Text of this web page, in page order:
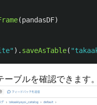
(pandasDF)
" ). saveAsTable( "
ブルを確認できます。